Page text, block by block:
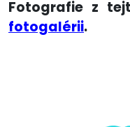
Fotografie z
fotogalérii.